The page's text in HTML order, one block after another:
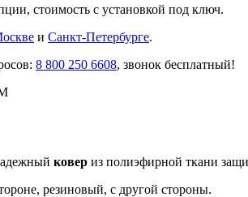
стоимость с установкой под ключ.
и Санкт-Петербурге.
8 800 250 6608, звонок бесплатный!
ковер из полиэфирной ткани
резиновый, с другой стороны.